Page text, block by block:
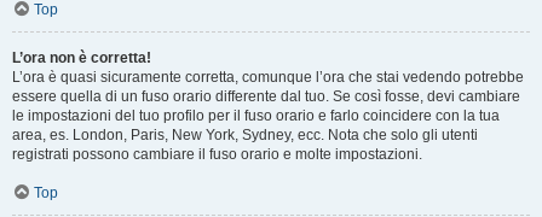
Top
L’ora non è corretta!
L’ora è quasi sicuramente corretta, comunque l’ora che stai vedendo potrebbe
essere quella di un fuso orario differente dal tuo. Se così fosse, devi cambiare
le impostazioni del tuo profilo per il fuso orario e farlo coincidere con la tua
area, es. London, Paris, New York, Sydney, ecc. Nota che solo gli utenti
registrati possono cambiare il fuso orario e molte impostazioni.
Top